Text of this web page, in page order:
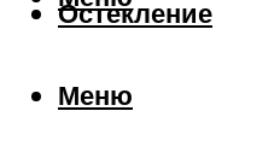
Остекление
Меню